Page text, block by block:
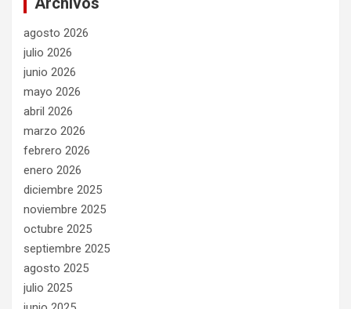
agosto 2026
julio 2026
junio 2026
mayo 2026
abril 2026
marzo 2026
febrero 2026
enero 2026
diciembre 2025
noviembre 2025
octubre 2025
septiembre 2025
agosto 2025
julio 2025